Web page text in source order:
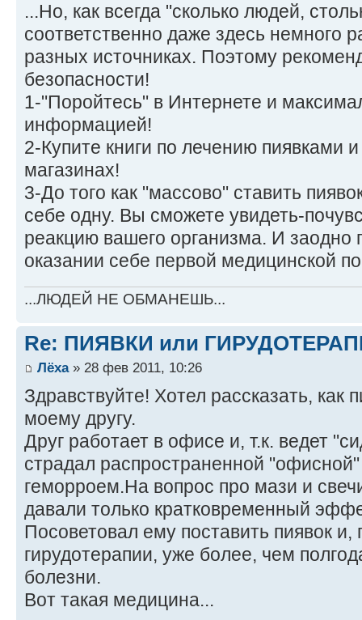
...Но, как всегда "сколько людей,
соответственно даже здесь немного
разных источниках. Поэтому
безопасности!
1-"Поройтесь" в Интернете и
информацией!
2-Купите книги по лечению пиявками
магазинах!
3-До того как "массово" ставить
себе одну. Вы сможете увидеть-
реакцию вашего организма. И заодно
оказании себе первой медицинской
...ЛЮДЕЙ НЕ ОБМАНЕШЬ...
Re: ПИЯВКИ или
Лёха» 28 фев 2011, 10:26
Здравствуйте! Хотел рассказать, как
моему другу.
Друг работает в офисе и, т.к. ведет
страдал распространенной
геморроем.На вопрос про мази и
давали только кратковременный
Посоветовал ему поставить пиявок и,
гирудотерапии, уже более, чем
болезни.
Вот такая медицина...